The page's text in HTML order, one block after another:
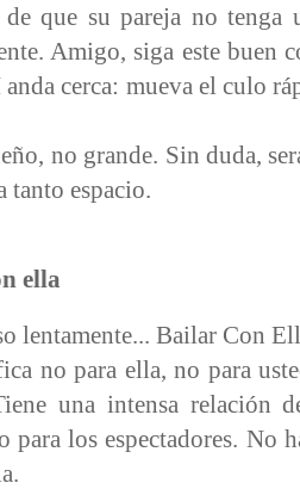
de que su pareja no tenga
Amigo, siga este buen
cerca: mueva el culo
no grande. Sin duda,
tanto espacio.
ella
lentamente... Bailar Con
no para ella, no para
una intensa relación
para los espectadores. No